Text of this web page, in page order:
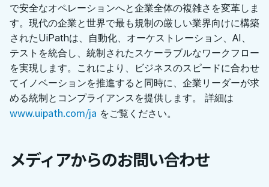
で安全なオペレーションへと企業全体の複雑さを変革しま
す。現代の企業と世界で最も規制の厳しい業界向けに構築
されたUiPathは、自動化、オーケストレーション、AI、
テストを統合し、統制されたスケーラブルなワークフロー
を実現します。これにより、ビジネスのスピードに合わせ
てイノベーションを推進すると同時に、企業リーダーが求
める統制とコンプライアンスを提供します。 詳細は
www.uipath.com/ja をご覧ください。
メディアからのお問い合わせ